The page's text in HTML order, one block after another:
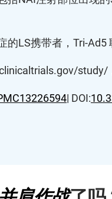
的LS携带者，Tri-Ad5
study/
| DOI: